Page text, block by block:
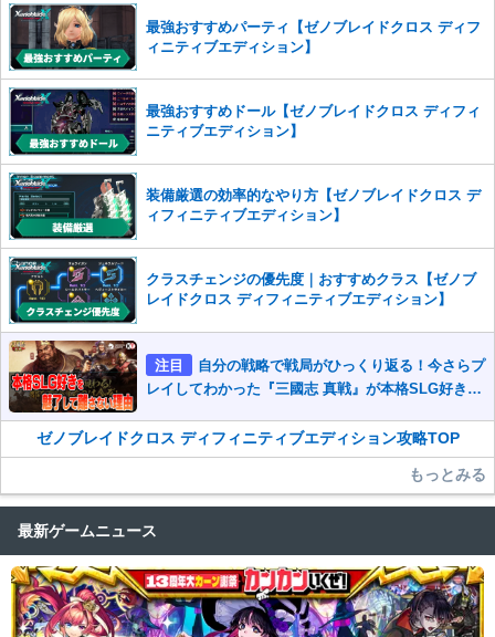
った場合は、法的措置をとらせていただく場合もございますので、あら
かじめご理解くださいませ。最強おすすめパーティ【ゼノブレイドクロス ディフ
ィニティブエディション】
最強おすすめドール【ゼノブレイドクロス ディフィ
ニティブエディション】
装備厳選の効率的なやり方【ゼノブレイドクロス デ
ィフィニティブエディション】
クラスチェンジの優先度｜おすすめクラス【ゼノブ
レイドクロス ディフィニティブエディション】
注目
自分の戦略で戦局がひっくり返る！今さらプ
レイしてわかった『三國志 真戦』が本格SLG好きを
ゼノブレイドクロス ディフィニティブエディション攻略TOP
もっとみる
最新ゲームニュース